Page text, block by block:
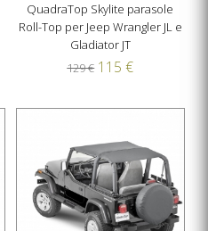
QuadraTop Skylite parasole
Roll-Top per Jeep Wrangler JL e
Gladiator JT
129 € 115 €